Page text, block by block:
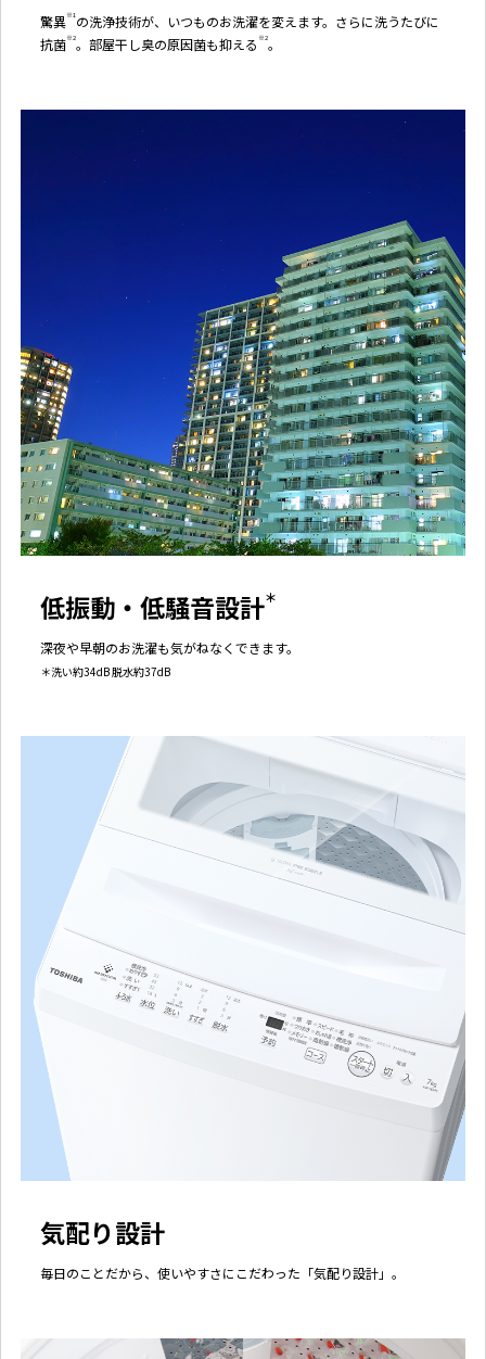
驚異※1の洗浄技術が、いつものお洗濯を変えます。さらに洗うたびに
抗菌※2。部屋干し臭の原因菌も抑える ※2。
低振動・低騒音設計＊
深夜や早朝のお洗濯も気がねなくできます。
＊洗い約34dB 脱水約37dB
気配り設計
毎日のことだから、使いやすさにこだわった「気配り設計」。